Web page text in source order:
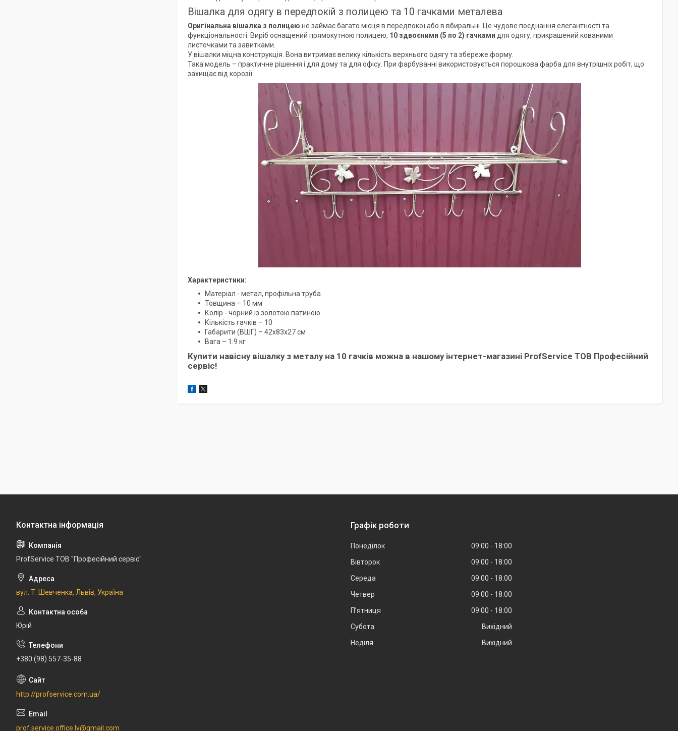
Вішалка для одягу в передпокій з полицею та 10 гачками металева
Оригінальна вішалка з полицею не займає багато місця в передпокої або в вбиральні. Це чудове поєднання елегантності та
функціональності. Виріб оснащений прямокутною полицею, 10 здвоєними (5 по 2) гачками для одягу, прикрашений кованими
листочками та завитками.
У вішалки міцна конструкція. Вона витримає велику кількість верхнього одягу та збереже форму.
Така модель – практичне рішення і для дому та для офісу. При фарбуванні використовується порошкова фарба для внутрішніх робіт, що
захищає від корозії.
Характеристики:
Матеріал - метал, профільна труба
Товщина – 10 мм
Колір - чорний із золотою патиною
Кількість гачків – 10
Габарити (ВШГ) – 42х83х27 см
Вага – 1.9 кг
Купити навісну вішалку з металу на 10 гачків можна в нашому інтернет-магазині ProfService ТОВ Професійний
сервіс!
ProfService ТОВ "Професійний сервіс"
вул. Т. Шевченка, Львів, Україна
Юрій
+380 (98) 557-35-88
http://profservice.com.ua/
prof.service.office.lv@gmail.com
Графік роботи
Понеділок 09:00
18:00
Вівторок
09:00
18:00
Середа
09:00
18:00
Четвер
09:00
18:00
Пʼятниця
09:00
18:00
Субота
Вихідний
Неділя
Вихідний